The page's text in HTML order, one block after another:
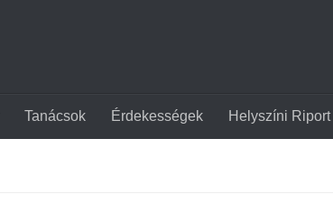
Tanácsok Érdekességek Helyszíni Riport